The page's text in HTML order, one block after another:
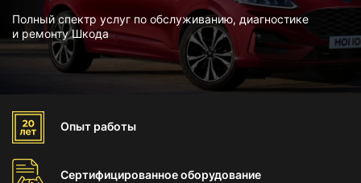
Полный спектр услуг по обслуживанию, диагностике
и ремонту Шкода
Опыт работы
Сертифицированноеоборудование